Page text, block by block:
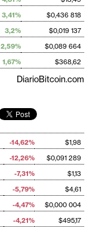
3,41%
$0,436 818
3,2%
$0,019 137
2,59%
$0,089 664
1,67% $368,62
DiarioBitcoin.com
-14,62%
$1,98
-12,26%
$0,091 289
-7,31%
$1,13
-5,79%
$4,61
-4,47%
$0,000 004
-4,21%
$495,17